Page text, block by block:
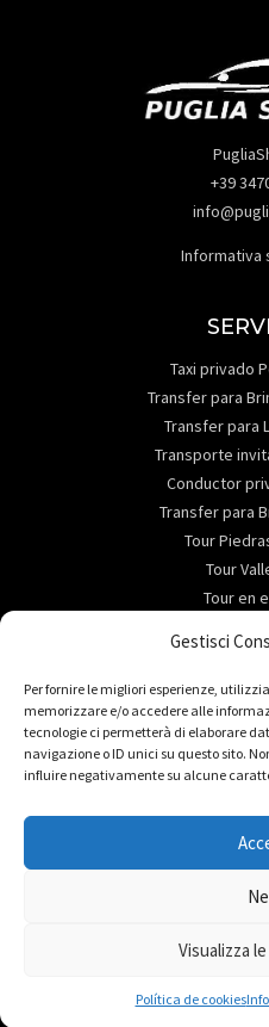
Gestisci
Per fornire le migliori esperienze,
memorizzare e/o accedere alle
tecnologie ci permetterà di elaborare
navigazione o ID unici su questo sito.
influire negativamente su alcune
Visualizza
Política de cookies
+39
Informativa
Taxi privado
Transfer para
Transfer para
Transporte
Conductor
Transfer para
Tour
Tour
Tour en
Reservas e
Alquiler de
Transfer
Transfer
Transfer
Ciao, come